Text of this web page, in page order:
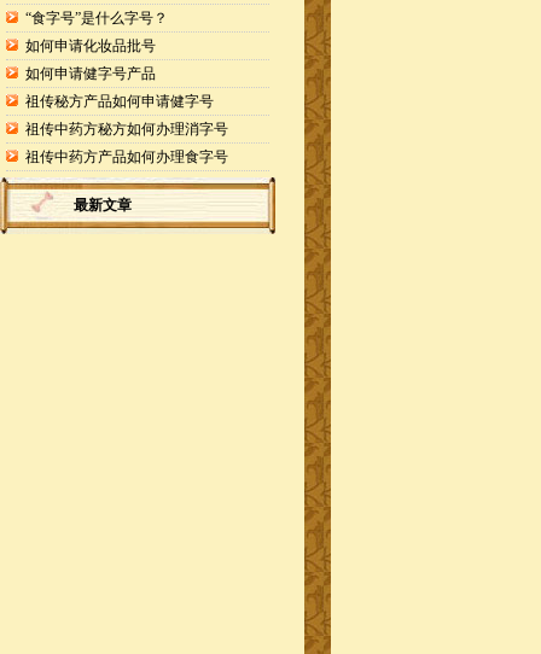
“食字号”是什么字号？
如何申请化妆品批号
如何申请健字号产品
祖传秘方产品如何申请健字号
祖传中药方秘方如何办理消字号
祖传中药方产品如何办理食字号
最新文章